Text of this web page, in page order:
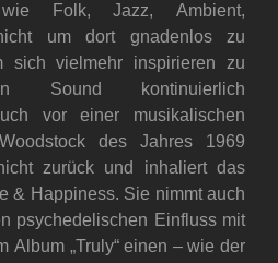
wie Folk, Jazz, Ambient,
um dort gnadenlos zu
sich vielmehr inspirieren zu
Sound kontinuierlich
musikalischen
des Jahres 1969
zurück und inhaliert das
& Happiness. Sie nimmt auch
psychedelischen Einfluss mit
Album „Truly“ einen – wie der